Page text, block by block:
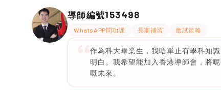
導師編號153498
WhatsAPP問功課 長期補習 應試策略
作為科大畢業生，我唔單止有學科知
明白。我希望能加入香港導師會，將
嘅未來。